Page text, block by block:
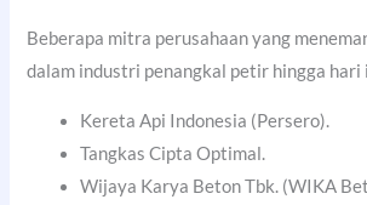
Beberapa mitra perusahaan yang
dalam industri penangkal petir hingga hari
Kereta Api Indonesia (Persero).
Tangkas Cipta Optimal.
Wijaya Karya Beton Tbk. (WIKA